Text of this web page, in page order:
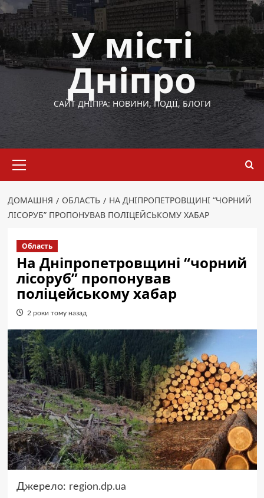
Перейти
до
вмісту
У місті
Дніпро
САЙТ ДНІПРА: НОВИНИ, ПОДІЇ, БЛОГИ
меню
ДОМАШНЯ ОБЛАСТЬ
НА ДНІПРОПЕТРОВЩИНІ “ЧОРНИЙ
ЛІСОРУБ” ПРОПОНУВАВ ПОЛІЦЕЙСЬКОМУ ХАБАР
Область
На Дніпропетровщині “чорний
лісоруб” пропонував
поліцейському хабар
2 роки тому назад
Джерело: region.dp.ua